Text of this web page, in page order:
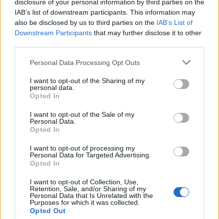
disclosure of your personal information by third parties on the
IAB’s list of downstream participants. This information may
also be disclosed by us to third parties on the IAB’s List of
Downstream Participants that may further disclose it to other
Personal Data Processing Opt Outs
I want to opt-out of the Sharing of my
personal data.
Opted In
I want to opt-out of the Sale of my
Personal Data.
Opted In
I want to opt-out of processing my
Personal Data for Targeted Advertising.
Opted In
I want to opt-out of Collection, Use,
Retention, Sale, and/or Sharing of my
Personal Data that Is Unrelated with the
Purposes for which it was collected.
Opted Out
dhimbja e madhe, Arianit
Çetaj gjendet i pajetë në
hapësirën e pushuesve në
“Po ngrihet një ministri
paralele e Shëndetësisë”/
Këlliçi: Projektligji i
shtatorit i hap rrugë
Infermierja shqiptare në
Itali shpërthen në lot në
protestë: Pacientët